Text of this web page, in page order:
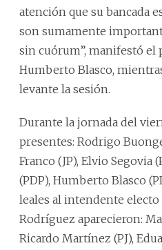
atención que su bancada
son sumamente
sin cuórum”, manifestó el
Humberto Blasco,
levante la sesión.
Durante la jornada del
presentes: Rodrigo
Franco (JP), Elvio Segovia
(PDP), Humberto Blasco
leales al intendente electo
Rodríguez aparecieron:
Ricardo Martínez (PJ),